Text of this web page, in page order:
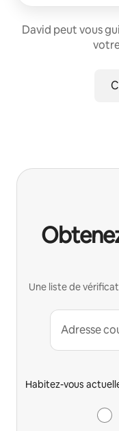
David peut vous
Une liste de
Adresse
Habitez-vous